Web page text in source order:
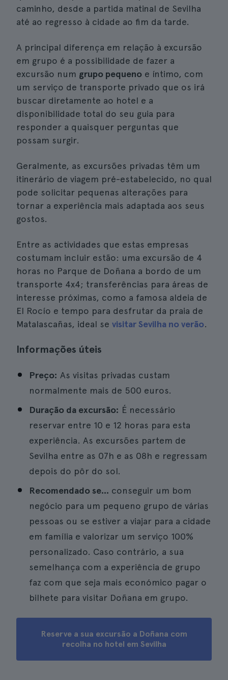
caminho, desde a partida matinal de Sevilha
até ao regresso à cidade ao fim da tarde.
A principal diferença em relação à excursão
em grupo é a possibilidade de fazer a
excursão num grupo pequeno e íntimo, com
um serviço de transporte privado que os irá
buscar diretamente ao hotel e a
disponibilidade total do seu guia para
responder a quaisquer perguntas que
possam surgir.
Geralmente, as excursões privadas têm um
itinerário de viagem pré-estabelecido, no qual
pode solicitar pequenas alterações para
tornar a experiência mais adaptada aos seus
gostos.
Entre as actividades que estas empresas
costumam incluir estão: uma excursão de 4
horas no Parque de Doñana a bordo de um
transporte 4x4; transferências para áreas de
interesse próximas, como a famosa aldeia de
El Rocío e tempo para desfrutar da praia de
Matalascañas, ideal se visitar Sevilha no verão.
Informações úteis
Preço: As visitas privadas custam
normalmente mais de 500 euros.
Duração da excursão: É necessário
reservar entre 10 e 12 horas para esta
experiência. As excursões partem de
Sevilha entre as 07h e as 08h e regressam
depois do pôr do sol.
Recomendado se... conseguir um bom
negócio para um pequeno grupo de várias
pessoas ou se estiver a viajar para a cidade
em família e valorizar um serviço 100%
personalizado. Caso contrário, a sua
semelhança com a experiência de grupo
faz com que seja mais económico pagar o
bilhete para visitar Doñana em grupo.
Reserve a sua excursão a Doñana com
recolha no hotel em Sevilha